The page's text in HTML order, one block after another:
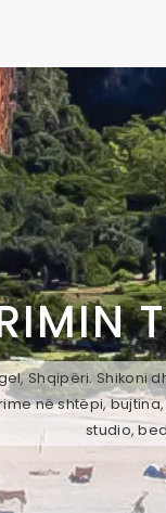
Shqipëri.
në shtëpi,
studio,